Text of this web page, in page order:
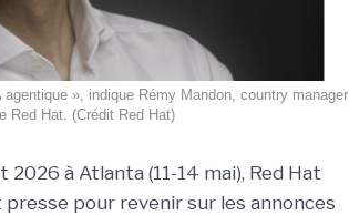
agentique », indique Rémy Mandon, country manager
Red Hat. (Crédit Red Hat)
à Atlanta (11-14 mai), Red Hat
pour revenir sur les annonces